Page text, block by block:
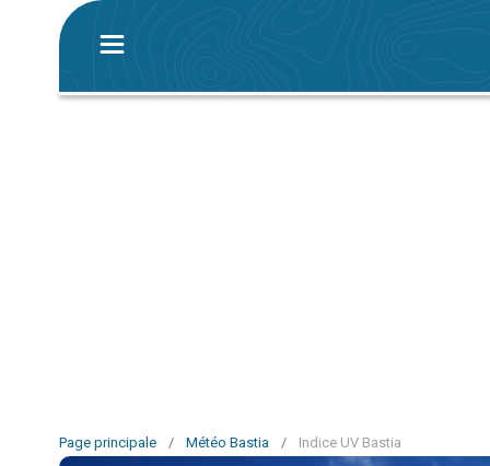
Page principale / Météo Bastia / Indice UV Bastia